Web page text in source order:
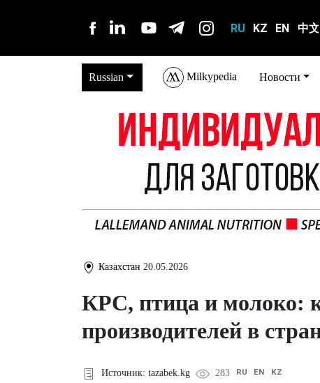
RU KZ EN 中文
Russian Milkypedia Новости
Казахстан 20.05.2026
КРС, птица и молоко:
производителей в
Источник: tazabek.kg 283 RU EN KZ